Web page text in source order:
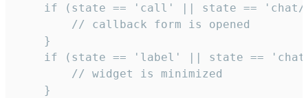
if (state == 'call' || state ==
        // callback form is opened
    }
if (state == 'label' || state ==
        // widget is minimized
    }